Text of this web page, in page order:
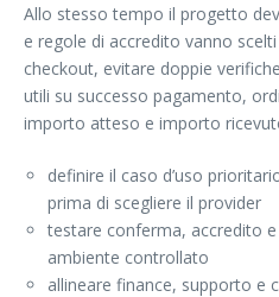
Allo stesso tempo il progetto
e regole di accredito vanno
checkout, evitare doppie
utili su successo pagamento,
importo atteso e importo
definire il caso d’uso
prima di scegliere il provider
testare conferma, accredito
ambiente controllato
allineare finance, supporto e